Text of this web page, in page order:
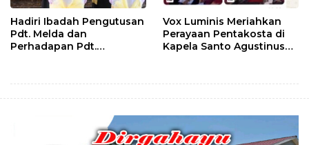
Hadiri Ibadah Pengutusan
Pdt. Melda dan
Perhadapan Pdt.
Vox Luminis Meriahkan
Perayaan Pentakosta di
Kapela Santo Agustinus